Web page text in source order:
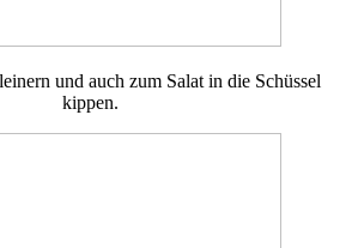
und auch zum Salat in die Schüssel
kippen.